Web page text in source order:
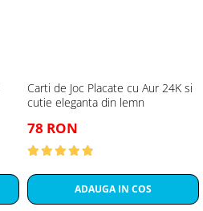
Carti de Joc Placate cu Aur 24K si
cutie eleganta din lemn
78 RON
ADAUGA IN COS